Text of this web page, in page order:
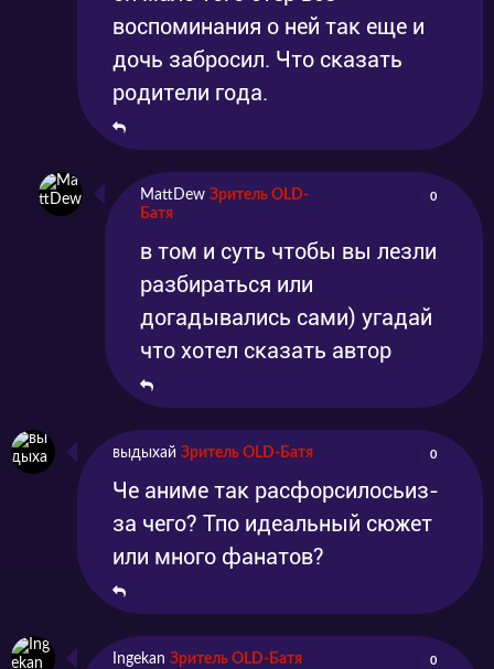
воспоминания о ней так еще и
дочь забросил. Что сказать
родители года.
MattDew Зритель OLD-
Батя
0
в том и суть чтобы вы лезли
разбираться или
догадывались сами) угадай
что хотел сказать автор
выдыхай Зритель OLD-Батя 0
Че аниме так расфорсилосьиз-
за чего? Тпо идеальный сюжет
или много фанатов?
Ingekan Зритель OLD-Батя 0